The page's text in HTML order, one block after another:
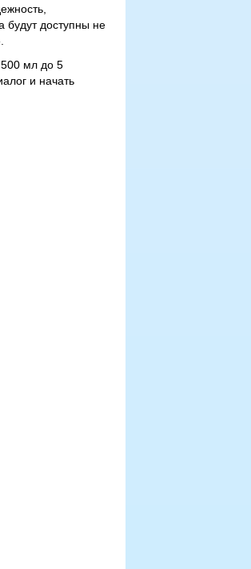
будут доступны не
мл до 5
и начать